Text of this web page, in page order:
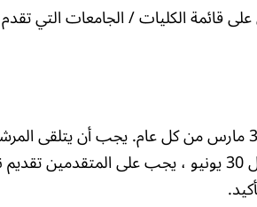
قائمة الكليات / الجامعات التي
فترة التقديم من 1 فبراير إلى 31 مارس من كل عام. يجب
في موعد أقصاه 31 مايو. بحلول 30 يونيو ، يجب على